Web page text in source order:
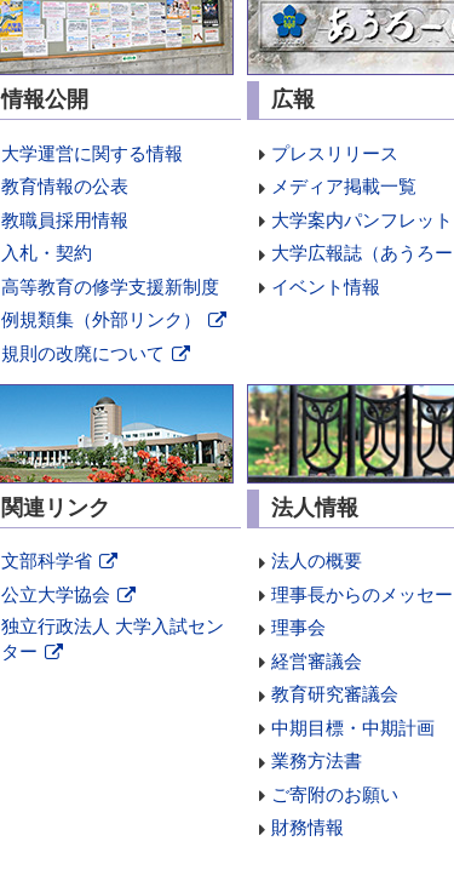
情報公開
大学運営に関する情報
教育情報の公表
教職員採用情報
入札・契約
高等教育の修学支援新制度
例規類集（外部リンク）
ー
ジ
で
き
規則の改廃について
ペ
ー
ジ
開
広報
プレスリリース
メディア掲載一覧
大学案内パンフレット
大学広報誌（あうろ
イベント情報
関連リンク
文部科学省
新
ペ
公立大学協会
新
独立行政法人 大学入試セン
ター
法人情報
法人の概要
理事長からのメッセ
理事会
経営審議会
教育研究審議会
中期目標・中期計画
業務方法書
ご寄附のお願い
財務情報